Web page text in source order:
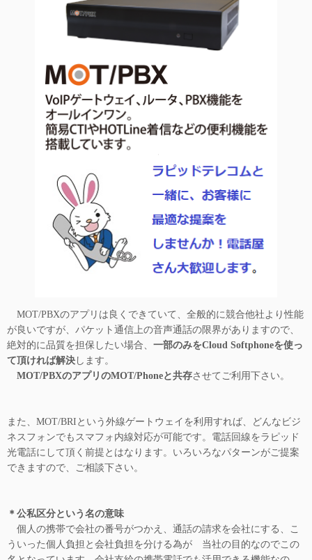
MOT/PBXのアプリは良くできていて、全般的に競合他社より性能
が良いですが、パケット通信上の音声通話の限界がありますので、
絶対的に品質を担保したい場合、 一部のみをCloud Softphoneを使っ
て頂ければ解決 します。
MOT/PBXのアプリのMOT/Phoneと共存させてご利用下さい。
また、MOT/BRIという外線ゲートウェイを利用すれば、どんなビジ
ネスフォンでもスマフォ内線対応が可能です。電話回線をラピッド
光電話にして頂く前提とはなります。いろいろなパターンがご提案
できますので、ご相談下さい。
＊公私区分という名の意味
個人の携帯で会社の番号がつかえ、通話の請求を会社にする、こ
ういった個人負担と会社負担を分ける為が 当社の目的なのでこの